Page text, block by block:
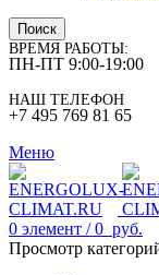
Поиск
ВРЕМЯ РАБОТЫ:
ПН-ПТ 9:00-19:00
НАШ ТЕЛЕФОН
+7 495 769 81 65
Меню
0 элемент / 0 руб.
Просмотр